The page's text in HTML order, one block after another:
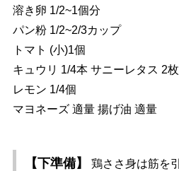
溶き卵 1/2~1個分
パン粉 1/2~2/3カップ
トマト (小)1個
キュウリ 1/4本 サニーレタス 2枚
レモン 1/4個
マヨネーズ 適量 揚げ油 適量
【下準備】 鶏ささ身は筋を